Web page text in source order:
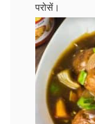
परोसें।